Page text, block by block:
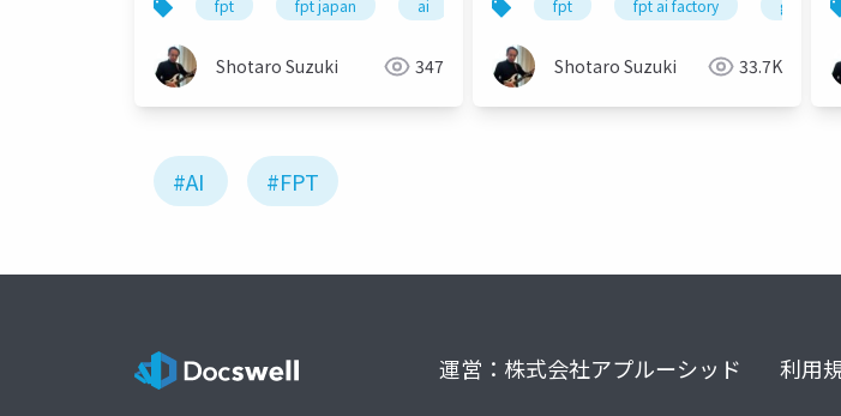
fpt fpt japan ai genai nvidia startup fpt ai
Shotaro Suzuki 347
fpt fpt ai factory
Shotaro Suzuki 33.7K
#AI #FPT
運営：株式会社アプルーシッド 利用